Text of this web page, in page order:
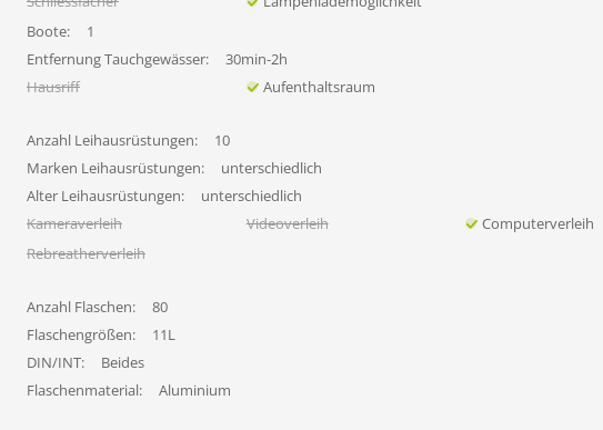
Boote:
1
Entfernung Tauchgewässer:
30min-2h
Hausriff
Aufenthaltsraum
Anzahl Leihausrüstungen:
10
Marken Leihausrüstungen:
unterschiedlich
Alter Leihausrüstungen:
unterschiedlich
Kameraverleih
Videoverleih
Computerverleih
Rebreatherverleih
Anzahl Flaschen:
80
Flaschengrößen:
11L
DIN/INT:
Beides
Flaschenmaterial:
Aluminium